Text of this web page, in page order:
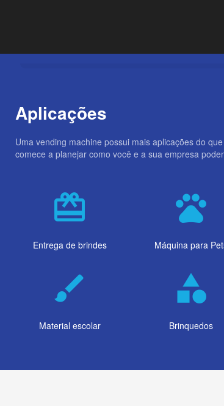
Aplicações
Uma vending machine possui mais aplicações do
comece a planejar como você e a sua empresa
card_giftcard
Entrega de brindes
pets
Máquina para
brush
Material escolar
category
Brinquedos